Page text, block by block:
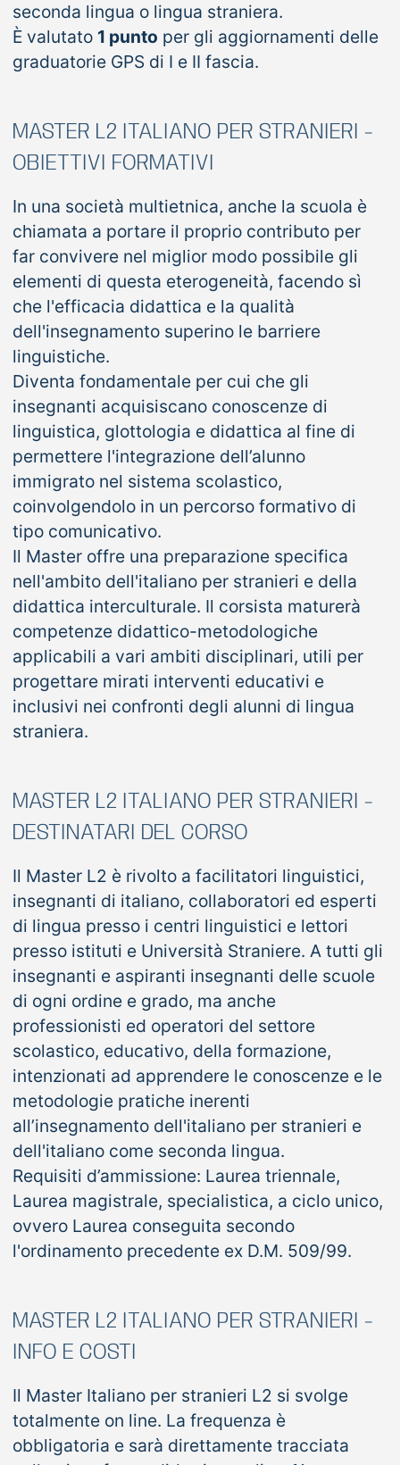
seconda lingua o lingua straniera.
È valutato 1 punto per gli aggiornamenti delle
graduatorie GPS di I e II fascia.
MASTER L2 ITALIANO PER STRANIERI -
OBIETTIVI FORMATIVI
In una società multietnica, anche la scuola è
chiamata a portare il proprio contributo per
far convivere nel miglior modo possibile gli
elementi di questa eterogeneità, facendo sì
che l'efficacia didattica e la qualità
dell'insegnamento superino le barriere
linguistiche.
Diventa fondamentale per cui che gli
insegnanti acquisiscano conoscenze di
linguistica, glottologia e didattica al fine di
permettere l'integrazione dell’alunno
immigrato nel sistema scolastico,
coinvolgendolo in un percorso formativo di
tipo comunicativo.
Il Master offre una preparazione specifica
nell'ambito dell'italiano per stranieri e della
didattica interculturale. Il corsista maturerà
competenze didattico-metodologiche
applicabili a vari ambiti disciplinari, utili per
progettare mirati interventi educativi e
inclusivi nei confronti degli alunni di lingua
straniera.
MASTER L2 ITALIANO PER STRANIERI -
DESTINATARI DEL CORSO
Il Master L2 è rivolto a facilitatori linguistici,
insegnanti di italiano, collaboratori ed esperti
di lingua presso i centri linguistici e lettori
presso istituti e Università Straniere. A tutti gli
insegnanti e aspiranti insegnanti delle scuole
di ogni ordine e grado, ma anche
professionisti ed operatori del settore
scolastico, educativo, della formazione,
intenzionati ad apprendere le conoscenze e le
metodologie pratiche inerenti
all’insegnamento dell'italiano per stranieri e
dell'italiano come seconda lingua.
Requisiti d’ammissione: Laurea triennale,
Laurea magistrale, specialistica, a ciclo unico,
ovvero Laurea conseguita secondo
l'ordinamento precedente ex D.M. 509/99.
MASTER L2 ITALIANO PER STRANIERI -
INFO E COSTI
Il Master Italiano per stranieri L2 si svolge
totalmente on line. La frequenza è
obbligatoria e sarà direttamente tracciata